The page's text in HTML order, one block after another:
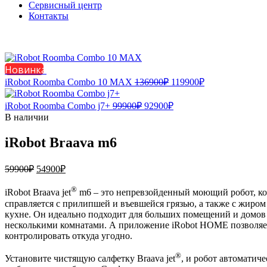
Сервисный центр
Контакты
Новинка
iRobot Roomba Combo 10 MAX 136900₽ Первоначальная
составляла
136900₽.
119900₽Текущая
iRobot Roomba Combo j7+ 99900₽ Первоначальная
92900₽Текущая
В наличии
iRobot Braava m6
59900₽ Первоначальная
составляла
59900₽.
54900₽Текущая
54900₽.
iRobot Braava jet® m6 – это непревзойденный моющий робот,
справляется с прилипшей и въевшейся грязью, а также с жиром
кухне. Он идеально подходит для больших помещений и домов
несколькими комнатами. А приложение iRobot HOME
контролировать откуда угодно.
Установите чистящую салфетку Braava jet®, и робот